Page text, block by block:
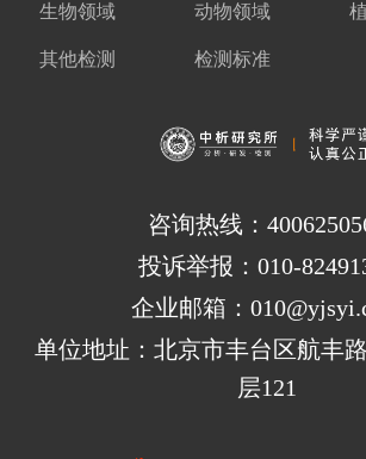
生物领域 动物领域
其他检测 检测标准
咨询热线：
投诉举报：010-
企业邮箱：
单位地址：北京市丰台区航丰
层121